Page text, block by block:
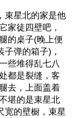
束星北的家是他
家徒四壁吧，
的桌子(晚上便
弹的箱子)，
些堆得乱七八
都是裂缝，客
去，上面盖着
堪的是束星北
宽的壁橱，束星